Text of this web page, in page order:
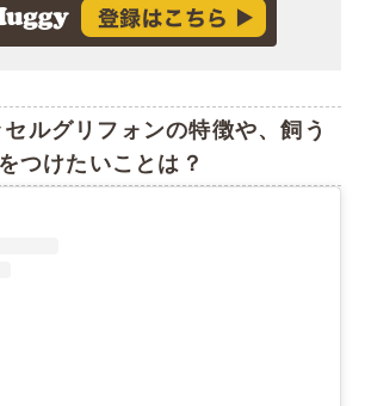
ルグリフォンの特徴や、飼う
つけたいことは？